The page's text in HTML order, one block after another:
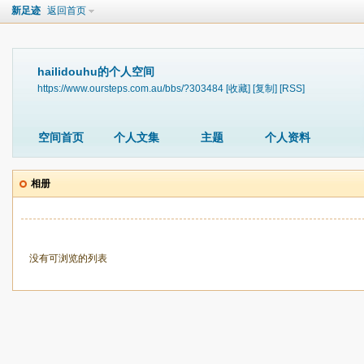
新足迹 返回首页
hailidouhu的个人空间
https://www.oursteps.com.au/bbs/?303484 [收藏] [复制] [RSS]
空间首页 个人文集 主题 个人资料
相册
没有可浏览的列表